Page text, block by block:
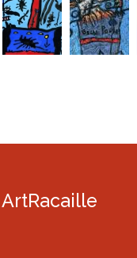
ArtRacaille